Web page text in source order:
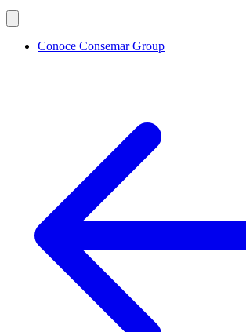
Conoce Consemar Group